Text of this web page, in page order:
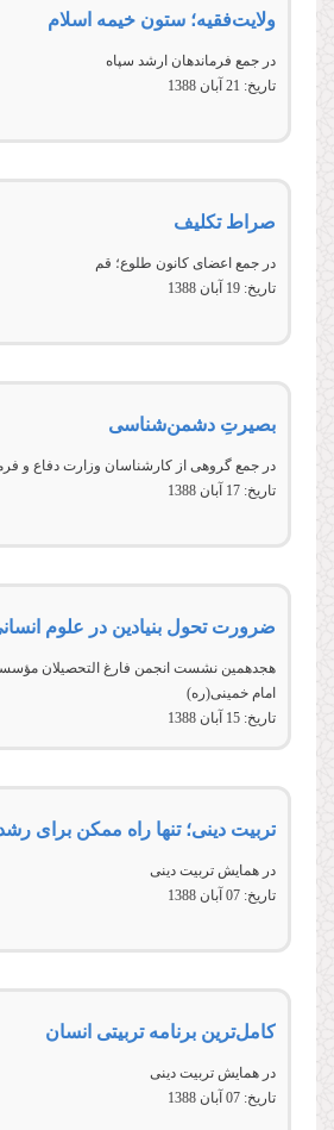
ولايت‌فقيه؛ ستون خيمه اسلام
در جمع فرماندهان ارشد سپاه
تاریخ: 21 آبان 1388
صراط تکلیف
در جمع اعضای كانون طلوع؛ قم
تاریخ: 19 آبان 1388
بصیرتِ دشمن‌شناسی
در جمع گروهی از کارشناسان وزارت دفاع و
تاریخ: 17 آبان 1388
هجدهمین نشست انجمن فارغ التحصیلان
امام خمینی(ره)
تاریخ: 15 آبان 1388
تربیت دینی؛ تنها راه ممکن برای
در همایش تربیت دینی
تاریخ: 07 آبان 1388
کامل‌ترین برنامه تربیتی انسان
در همایش تربیت دینی
تاریخ: 07 آبان 1388